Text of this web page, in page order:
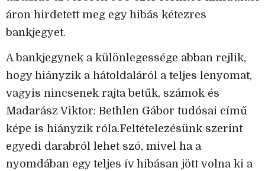
áron hirdetett meg egy hibás kétezres
bankjegyet.
A bankjegynek a különlegessége abban rejlik,
hogy hiányzik a hátoldaláról a teljes lenyomat,
vagyis nincsenek rajta betűk, számok és
Madarász Viktor: Bethlen Gábor tudósai című
képe is hiányzik róla.Feltételezésünk szerint
egyedi darabról lehet szó, mivel ha a
nyomdában egy teljes ív hibásan jött volna ki a